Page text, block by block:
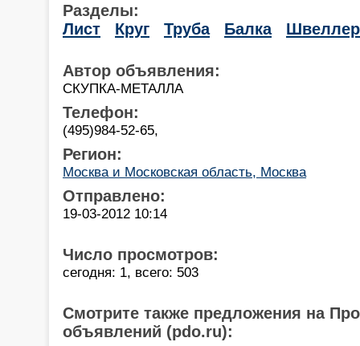
Разделы:
Лист
Круг Труба Балка Швеллер
Автор объявления:
СКУПКА-МЕТАЛЛА
Телефон:
(495)984-52-65,
Регион:
Москва и Московская область, Москва
Отправлено:
19-03-2012 10:14
Число просмотров:
сегодня: 1, всего: 503
Смотрите также предложения на
объявлений (pdo.ru):